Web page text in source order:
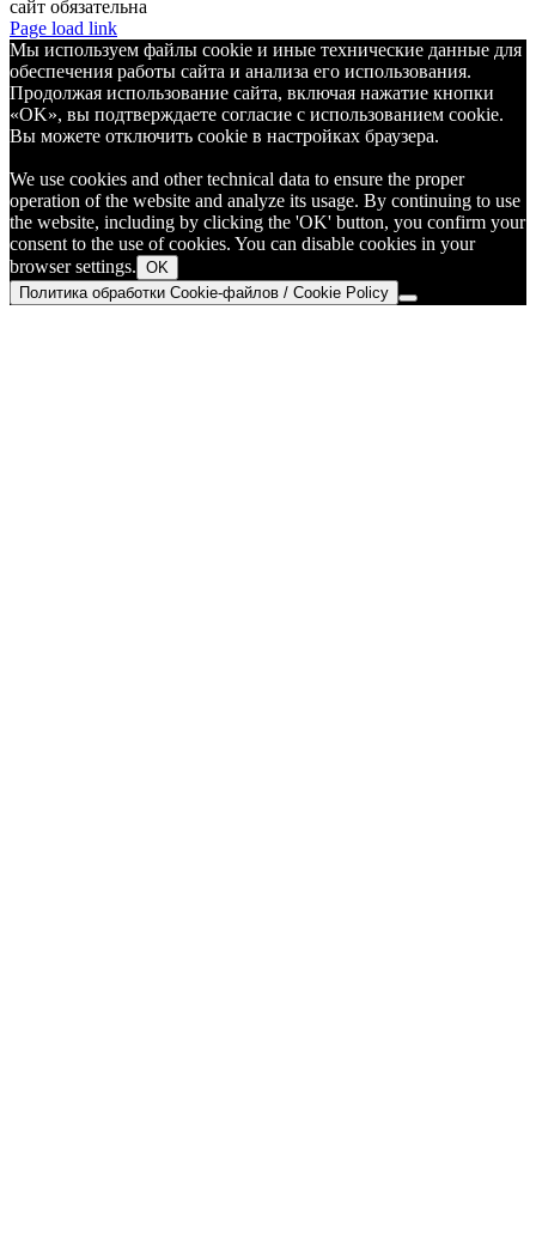
сайт обязательна
Telegram
Page load link
Мы используем файлы cookie и иные технические данные для
обеспечения работы сайта и анализа его использования.
Продолжая использование сайта, включая нажатие кнопки
«OK», вы подтверждаете согласие с использованием cookie.
Вы можете отключить cookie в настройках браузера.
We use cookies and other technical data to ensure the proper
operation of the website and analyze its usage. By continuing to use
the website, including by clicking the 'OK' button, you confirm your
consent to the use of cookies. You can disable cookies in your
browser settings. OK
Политика обработки Cookie-файлов / Cookie Policy